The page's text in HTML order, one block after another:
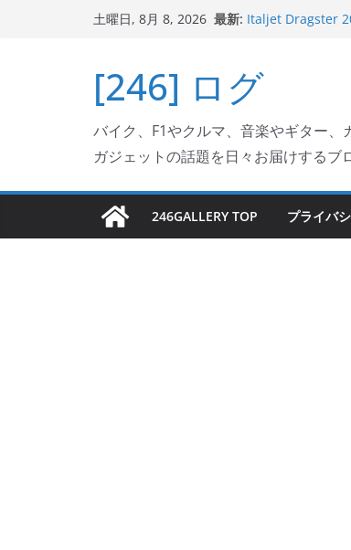
キ
プ
土曜日, 8月 8, 2026 最新: Italjet Dragster
Ken Block 逝去
岩手県奥州市へ
Italjet Dragster
リングが楽しくな
[246] ログ
バイク、F1やクルマ、音楽やギター、
ガジェットの話題を日々お届けするブ
246GALLERY TOP プライバ